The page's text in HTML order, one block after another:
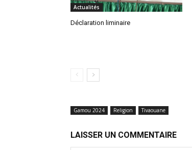
Actualités
Déclaration liminaire
Gamou 2024 Religion Tivaouane
LAISSER UN COMMENTAIRE